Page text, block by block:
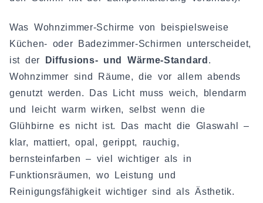
Was Wohnzimmer-Schirme von beispielsweise
Küchen- oder Badezimmer-Schirmen unterscheidet,
ist der
Diffusions- und Wärme-Standard .
Wohnzimmer sind Räume, die vor allem abends
genutzt werden. Das Licht muss weich, blendarm
und leicht warm wirken, selbst wenn die
Glühbirne es nicht ist. Das macht die Glaswahl –
klar, mattiert, opal, gerippt, rauchig,
bernsteinfarben – viel wichtiger als in
Funktionsräumen, wo Leistung und
Reinigungsfähigkeit wichtiger sind als Ästhetik.